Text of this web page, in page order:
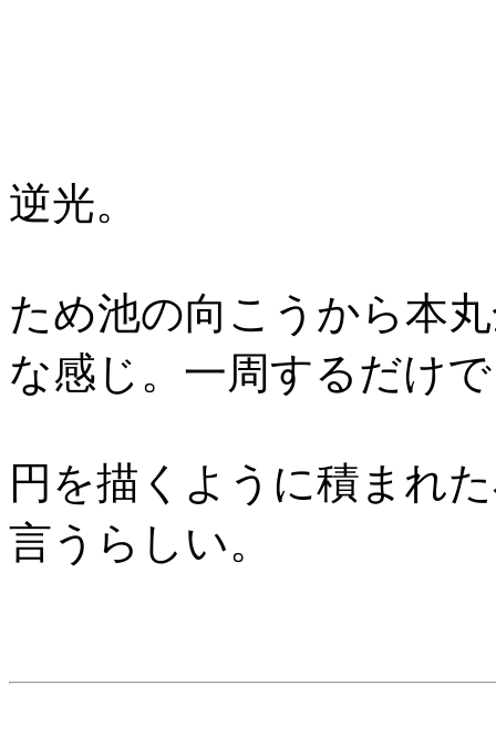
逆光。
ため池の向こうから本
な感じ。一周するだけ
円を描くように積まれ
言うらしい。